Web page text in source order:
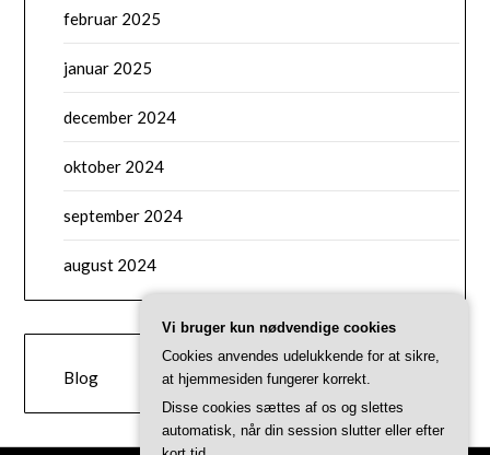
februar 2025
januar 2025
december 2024
oktober 2024
september 2024
august 2024
CATEGORIES
Blog
Vi bruger kun nødvendige cookies
Cookies anvendes udelukkende for at sikre,
at hjemmesiden fungerer korrekt.
Disse cookies sættes af os og slettes
automatisk, når din session slutter eller efter